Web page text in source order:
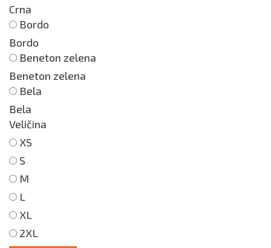
Crna
Bordo
Bordo
Beneton zelena
Beneton zelena
Bela
Bela
Veličina
XS
S
M
L
XL
2XL